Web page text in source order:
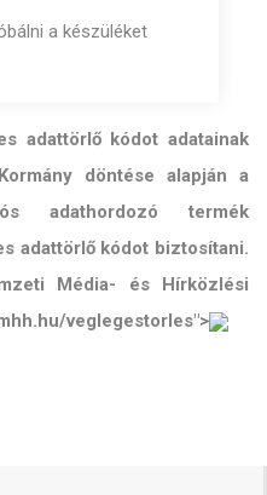
a készüléket
adattörlő kódot adatainak
döntése alapján a
adathordozó termék
adattörlő kódot biztosítani.
Média- és Hírközlési
veglegestorles">